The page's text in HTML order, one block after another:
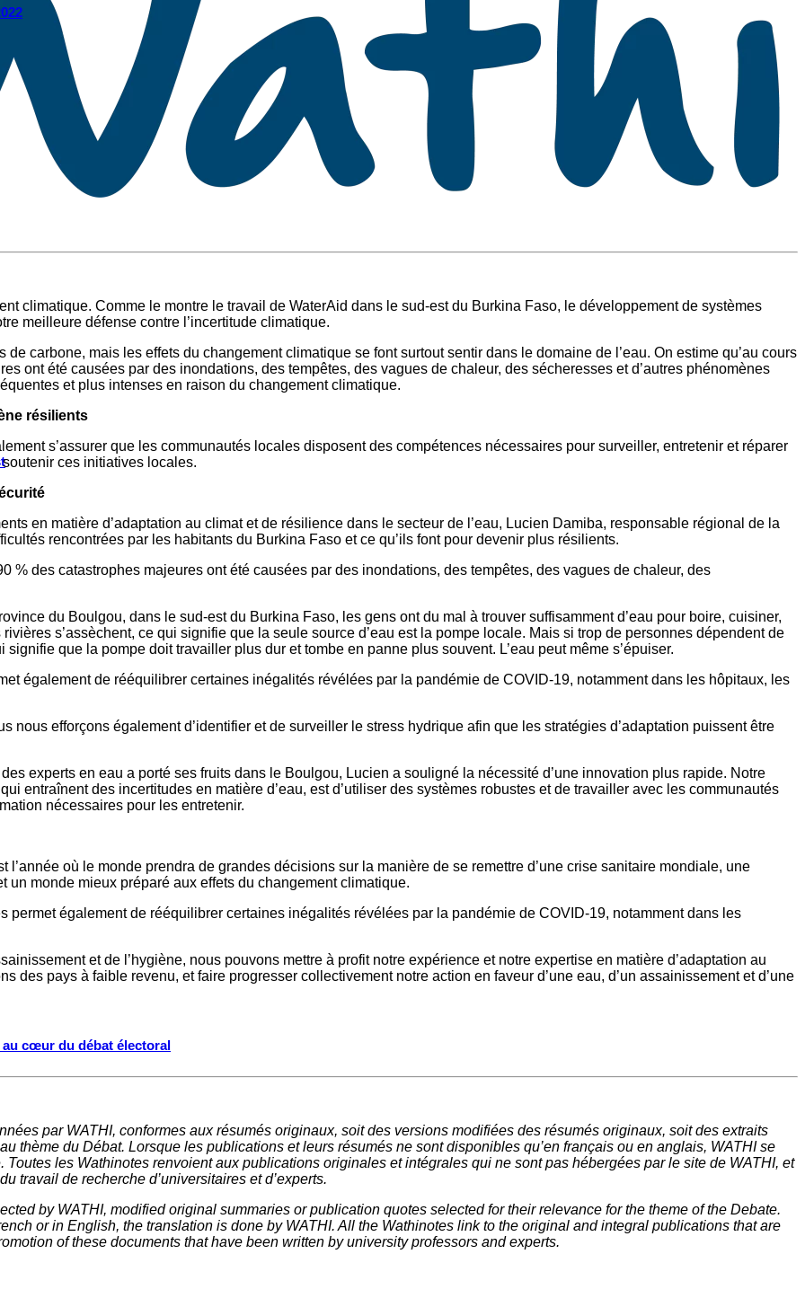
au cœur du débat électoral
climatique. Comme le montre le travail de WaterAid dans le sud-est du Burkina Faso, le développement de systèmes
meilleure défense contre l’incertitude climatique.
carbone, mais les effets du changement climatique se font surtout sentir dans le domaine de l’eau. On estime qu’au cours
ont été causées par des inondations, des tempêtes, des vagues de chaleur, des sécheresses et d’autres phénomènes
et plus intenses en raison du changement climatique.
résilients
s’assurer que les communautés locales disposent des compétences nécessaires pour surveiller, entretenir et réparer
ces initiatives locales.
en matière d’adaptation au climat et de résilience dans le secteur de l’eau, Lucien Damiba, responsable régional de la
rencontrées par les habitants du Burkina Faso et ce qu’ils font pour devenir plus résilients.
% des catastrophes majeures ont été causées par des inondations, des tempêtes, des vagues de chaleur, des
du Boulgou, dans le sud-est du Burkina Faso, les gens ont du mal à trouver suffisamment d’eau pour boire, cuisiner,
rivières s’assèchent, ce qui signifie que la seule source d’eau est la pompe locale. Mais si trop de personnes dépendent de
que la pompe doit travailler plus dur et tombe en panne plus souvent. L’eau peut même s’épuiser.
également de rééquilibrer certaines inégalités révélées par la pandémie de COVID-19, notamment dans les hôpitaux, les
nous efforçons également d’identifier et de surveiller le stress hydrique afin que les stratégies d’adaptation puissent être
experts en eau a porté ses fruits dans le Boulgou, Lucien a souligné la nécessité d’une innovation plus rapide. Notre
entraînent des incertitudes en matière d’eau, est d’utiliser des systèmes robustes et de travailler avec les communautés
nécessaires pour les entretenir.
l’année où le monde prendra de grandes décisions sur la manière de se remettre d’une crise sanitaire mondiale, une
monde mieux préparé aux effets du changement climatique.
permet également de rééquilibrer certaines inégalités révélées par la pandémie de COVID-19, notamment dans les
et de l’hygiène, nous pouvons mettre à profit notre expérience et notre expertise en matière d’adaptation au
des pays à faible revenu, et faire progresser collectivement notre action en faveur d’une eau, d’un assainissement et d’une
par WATHI, conformes aux résumés originaux, soit des versions modifiées des résumés originaux, soit des extraits
thème du Débat. Lorsque les publications et leurs résumés ne sont disponibles qu’en français ou en anglais, WATHI se
les Wathinotes renvoient aux publications originales et intégrales qui ne sont pas hébergées par le site de WATHI, et
travail de recherche d’universitaires et d’experts.
by WATHI, modified original summaries or publication quotes selected for their relevance for the theme of the Debate.
or in English, the translation is done by WATHI. All the Wathinotes link to the original and integral publications that are
of these documents that have been written by university professors and experts.